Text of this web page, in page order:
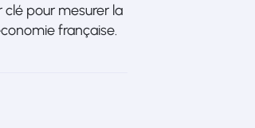
clé pour mesurer la
française.